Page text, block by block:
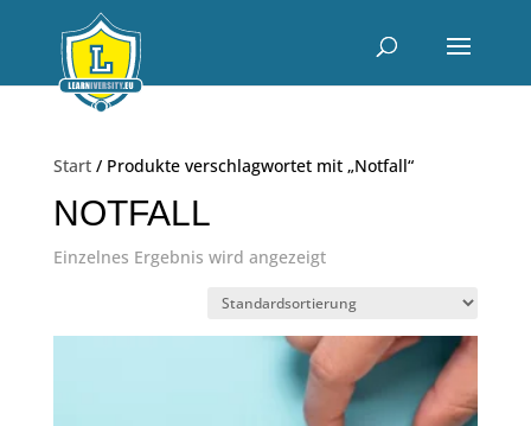
Start/ Produkte verschlagwortet mit „Notfall“
NOTFALL
Einzelnes Ergebnis wird angezeigt